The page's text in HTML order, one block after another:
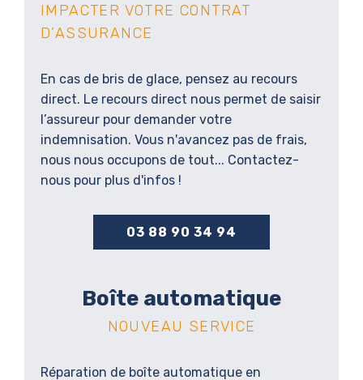
IMPACTER VOTRE CONTRAT
D’ASSURANCE
En cas de bris de glace, pensez au recours
direct. Le recours direct nous permet de saisir
l’assureur pour demander votre
indemnisation. Vous n'avancez pas de frais,
nous nous occupons de tout... Contactez-
nous pour plus d'infos !
03 88 90 34 94
Boîte automatique
NOUVEAU SERVICE
Réparation de boîte automatique en